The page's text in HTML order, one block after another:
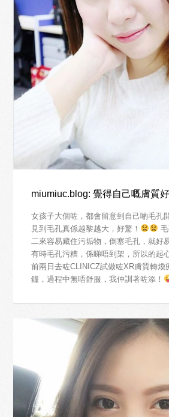
miumiuc.blog: 覺得自己嘅膚質
女孩子大個咗，都會留意到自己啲毛孔
見到毛孔真係越黎越大，好驚！
二來容易藏住污垢物，倒塞毛孔，就好
有時毛孔污糟，係睇唔到架，所以的起
前兩日去咗CLINICZ試做咗XR膚質轉煥
鐘，過程中無唔舒服，我仲訓著咗添！